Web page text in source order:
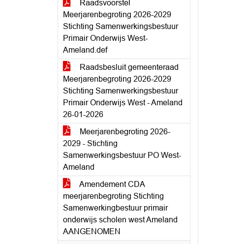
Raadsvoorstel
Meerjarenbegroting 2026-2029
Stichting Samenwerkingsbestuur
Primair Onderwijs West-
Ameland.def
Raadsbesluit gemeenteraad
Meerjarenbegroting 2026-2029
Stichting Samenwerkingsbestuur
Primair Onderwijs West - Ameland
26-01-2026
Meerjarenbegroting 2026-
2029 - Stichting
Samenwerkingsbestuur PO West-
Ameland
Amendement CDA
meerjarenbegroting Stichting
Samenwerkingbestuur primair
onderwijs scholen west Ameland
AANGENOMEN